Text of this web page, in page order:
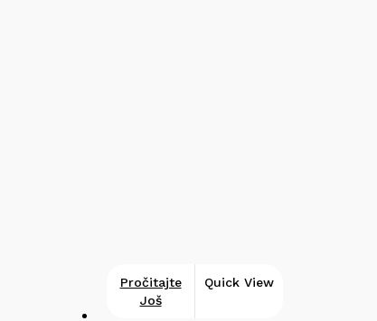
Pročitajte
Još
Quick View